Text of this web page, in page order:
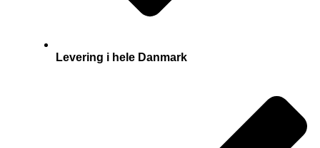
Levering i hele Danmark